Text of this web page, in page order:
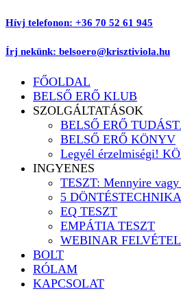
Ugrás
tartalomhoz
Hívj telefonon: +36 70 52 61 945
Írj nekünk: belsoero@krisztiviola.hu
FŐOLDAL
BELSŐ ERŐ KLUB
SZOLGÁLTATÁSOK
BELSŐ ERŐ
BELSŐ ERŐ KÖNYV
Legyél érzelmiségi!
INGYENES
TESZT: Mennyire
5
EQ TESZT
EMPÁTIA TESZT
WEBINAR
BOLT
RÓLAM
KAPCSOLAT